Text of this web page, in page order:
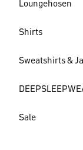
Loungehosen
Shirts
Sweatshirts &
Sale